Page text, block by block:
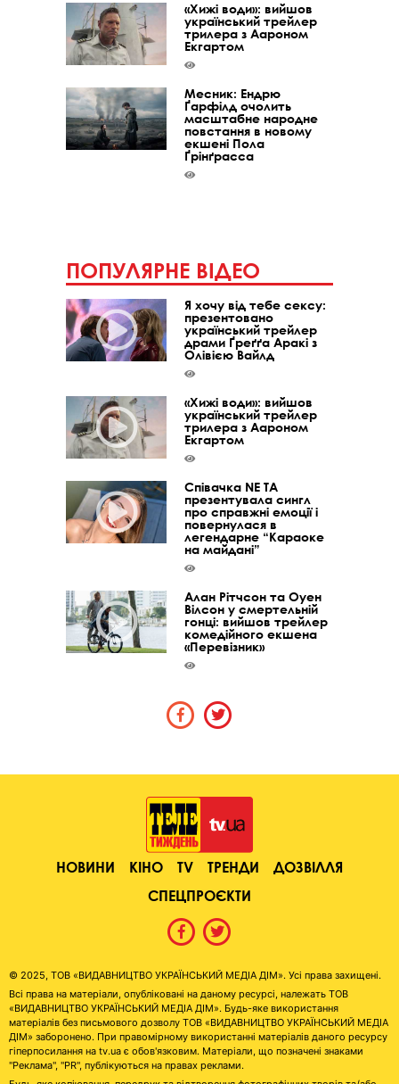
«Хижі води»: вийшов
український трейлер
трилера з Аароном
Екгартом
Месник: Ендрю
Ґарфілд очолить
масштабне народне
повстання в новому
екшені Пола
Ґрінґрасса
ПОПУЛЯРНЕ ВІДЕО
Я хочу від тебе сексу:
презентовано
український трейлер
драми Ґреґґа Аракі з
Олівією Вайлд
«Хижі води»: вийшов
український трейлер
трилера з Аароном
Екгартом
Співачка NE TA
презентувала сингл
про справжні емоції і
повернулася в
легендарне “Караоке
на майдані”
Алан Рітчсон та Оуен
Вілсон у смертельній
гонці: вийшов трейлер
комедійного екшена
«Перевізник»
НОВИНИ КІНО TV ТРЕНДИ
ДОЗВІЛЛЯ
СПЕЦПРОЄКТИ
© 2025, ТОВ «ВИДАВНИЦТВО УКРАЇНСЬКИЙ МЕДІА ДІМ». Усі права захищені.
Всі права на матеріали, опубліковані на даному ресурсі, належать ТОВ
«ВИДАВНИЦТВО УКРАЇНСЬКИЙ МЕДІА ДІМ». Будь-яке використання
матеріалів без письмового дозволу ТОВ «ВИДАВНИЦТВО УКРАЇНСЬКИЙ МЕДІА
ДІМ» заборонено. При правомірному використанні матеріалів даного ресурсу
гіперпосилання на tv.ua є обов'язковим. Матеріали, що позначені знаками
"Реклама", "PR", публікуються на правах реклами.